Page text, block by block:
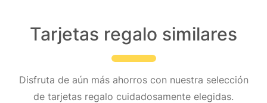
Tarjetas regalo similares
Disfruta de aún más ahorros con nuestra selección
de tarjetas regalo cuidadosamente elegidas.